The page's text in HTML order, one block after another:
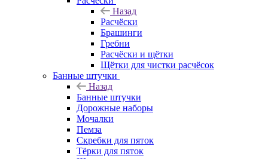
Назад
Расчёски
Брашинги
Гребни
Расчёски и щётки
Щётки для чистки расчёсок
Банные штучки
Назад
Банные штучки
Дорожные наборы
Мочалки
Пемза
Скребки для пяток
Тёрки для пяток